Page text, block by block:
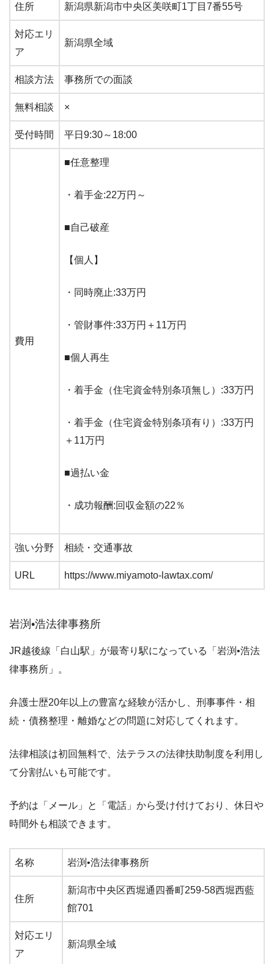
住所 新潟県新潟市中央区美咲町1丁目7番55号
対応エリ
ア
新潟県全域
相談方法 事務所での面談
無料相談 ×
受付時間 平日9:30～18:00
費用
■任意整理
・着手金:22万円～
■自己破産
【個人】
・同時廃止:33万円
・管財事件:33万円＋11万円
■個人再生
・着手金（住宅資金特別条項無し）:33万円
・着手金（住宅資金特別条項有り）:33万円
＋11万円
■過払い金
・成功報酬:回収金額の22％
強い分野 相続・交通事故
URL https://www.miyamoto-lawtax.com/
岩渕•浩法律事務所
JR越後線「白山駅」が最寄り駅になっている「岩渕•浩法
律事務所」。
弁護士歴20年以上の豊富な経験が活かし、刑事事件・相
続・債務整理・離婚などの問題に対応してくれます。
法律相談は初回無料で、法テラスの法律扶助制度を利用し
て分割払いも可能です。
予約は「メール」と「電話」から受け付けており、休日や
時間外も相談できます。
名称 岩渕•浩法律事務所
住所
新潟市中央区西堀通四番町259-58西堀西藍
館701
対応エリ
ア
新潟県全域